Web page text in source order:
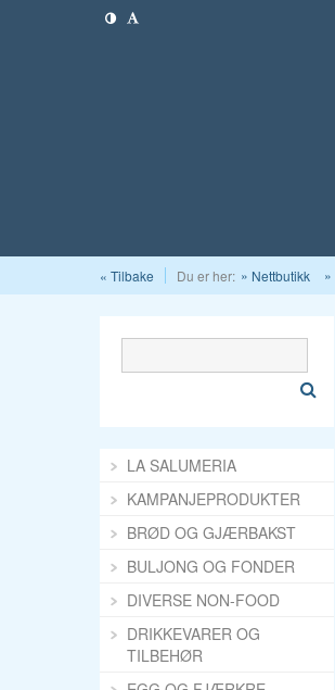
« Tilbake Du er her: Nettbutikk
LA SALUMERIA
KAMPANJEPRODUKTER
BRØD OG GJÆRBAKST
BULJONG OG FONDER
DIVERSE NON-FOOD
DRIKKEVARER OG
TILBEHØR